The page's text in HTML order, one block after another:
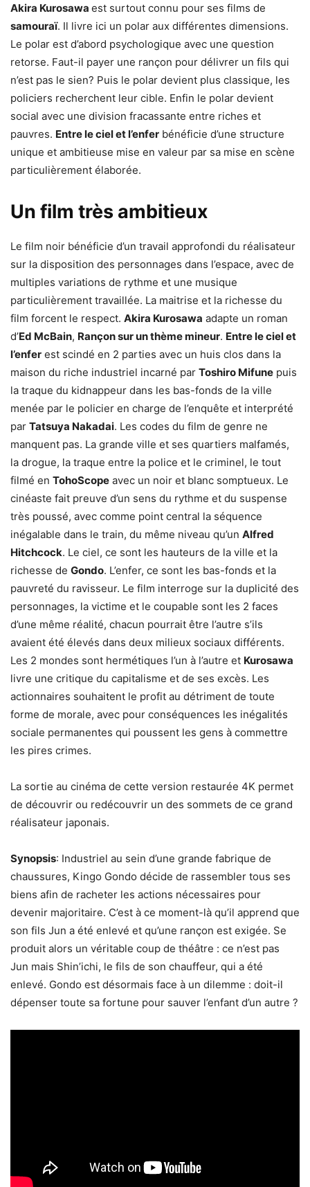
Akira Kurosawa est surtout connu pour ses films de
samouraï. Il livre ici un polar aux différentes dimensions.
Le polar est d’abord psychologique avec une question
retorse. Faut-il payer une rançon pour délivrer un fils qui
n’est pas le sien? Puis le polar devient plus classique, les
policiers recherchent leur cible. Enfin le polar devient
social avec une division fracassante entre riches et
pauvres. Entre le ciel et l’enfer bénéficie d’une structure
unique et ambitieuse mise en valeur par sa mise en scène
particulièrement élaborée.
Un film très ambitieux
Le film noir bénéficie d’un travail approfondi du réalisateur
sur la disposition des personnages dans l’espace, avec de
multiples variations de rythme et une musique
particulièrement travaillée. La maitrise et la richesse du
film forcent le respect. Akira Kurosawa adapte un roman
d’Ed McBain, Rançon sur un thème mineur. Entre le ciel et
l’enfer est scindé en 2 parties avec un huis clos dans la
maison du riche industriel incarné par Toshiro Mifune puis
la traque du kidnappeur dans les bas-fonds de la ville
menée par le policier en charge de l’enquête et interprété
par Tatsuya Nakadai. Les codes du film de genre ne
manquent pas. La grande ville et ses quartiers malfamés,
la drogue, la traque entre la police et le criminel, le tout
filmé en TohoScope avec un noir et blanc somptueux. Le
cinéaste fait preuve d’un sens du rythme et du suspense
très poussé, avec comme point central la séquence
inégalable dans le train, du même niveau qu’un Alfred
Hitchcock. Le ciel, ce sont les hauteurs de la ville et la
richesse de Gondo. L’enfer, ce sont les bas-fonds et la
pauvreté du ravisseur. Le film interroge sur la duplicité des
personnages, la victime et le coupable sont les 2 faces
d’une même réalité, chacun pourrait être l’autre s’ils
avaient été élevés dans deux milieux sociaux différents.
Les 2 mondes sont hermétiques l’un à l’autre et Kurosawa
livre une critique du capitalisme et de ses excès. Les
actionnaires souhaitent le profit au détriment de toute
forme de morale, avec pour conséquences les inégalités
sociale permanentes qui poussent les gens à commettre
les pires crimes.
La sortie au cinéma de cette version restaurée 4K permet
de découvrir ou redécouvrir un des sommets de ce grand
réalisateur japonais.
Synopsis: Industriel au sein d’une grande fabrique de
chaussures, Kingo Gondo décide de rassembler tous ses
biens afin de racheter les actions nécessaires pour
devenir majoritaire. C’est à ce moment-là qu’il apprend que
son fils Jun a été enlevé et qu’une rançon est exigée. Se
produit alors un véritable coup de théâtre : ce n’est pas
Jun mais Shin’ichi, le fils de son chauffeur, qui a été
enlevé. Gondo est désormais face à un dilemme : doit-il
dépenser toute sa fortune pour sauver l’enfant d’un autre ?